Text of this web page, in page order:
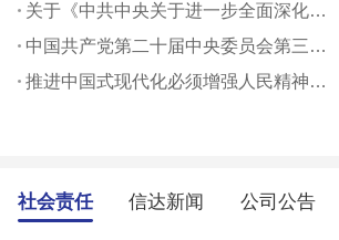
关于《中共中央关于进一步全面深化改革、 推进中国式现代化的决定》的说明
中国共产党第二十届中央委员会第三次全体会议公报
推进中国式现代化必须增强人民精神力量
社会责任 信达新闻 公司公告